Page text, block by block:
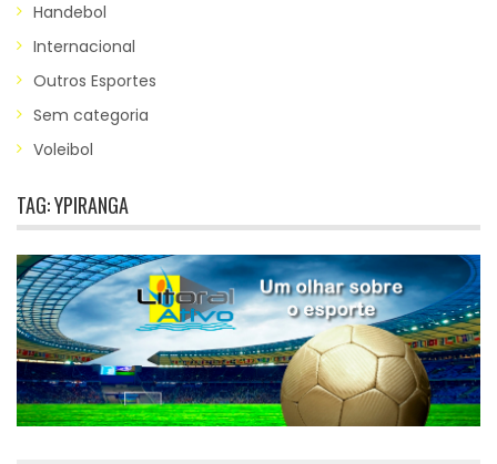
Handebol
Internacional
Outros Esportes
Sem categoria
Voleibol
TAG:YPIRANGA